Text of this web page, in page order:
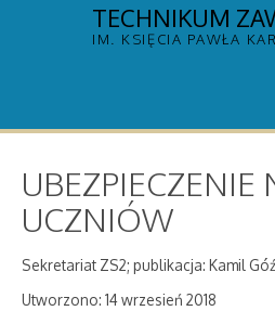
TECHNIKUM
IM. KSIĘCIA PAWŁA
UBEZPIECZENIE
UCZNIÓW
Sekretariat ZS2; publikacja: Kamil
Utworzono: 14 wrzesień 2018